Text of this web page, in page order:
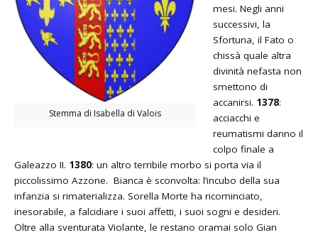
Stemma di Isabella di Valois
mesi. Negli anni
successivi, la
Sfortuna, il Fato o
chissà quale altra
divinità nefasta non
smettono di
accanirsi. 1378:
acciacchi e
reumatismi danno il
colpo finale a
Galeazzo II. 1380: un altro terribile morbo si porta via il
piccolissimo Azzone. Bianca è sconvolta: l’incubo della sua
infanzia si rimaterializza. Sorella Morte ha ricominciato,
inesorabile, a falcidiare i suoi affetti, i suoi sogni e desideri.
Oltre alla sventurata Violante, le restano oramai solo Gian